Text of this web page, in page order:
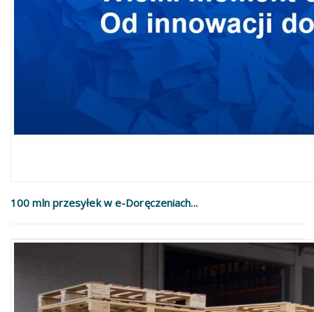
100 mln przesyłek w e-Doręczeniach...